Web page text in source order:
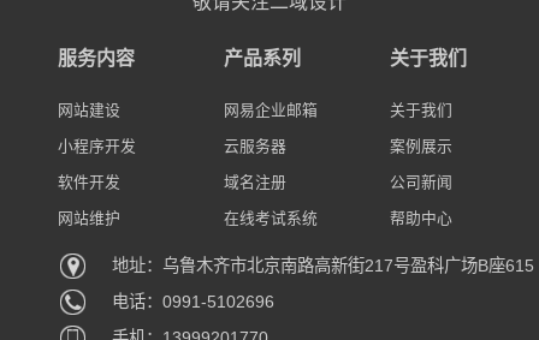
服务内容
网站建设
小程序开发
软件开发
网站维护
产品系列
网易企业邮箱
云服务器
域名注册
在线考试系统
关于我们
关于我们
案例展示
公司新闻
帮助中心
地址：乌鲁木齐市北京南路高新街217号盈科广场B座615
电话：0991-5102696